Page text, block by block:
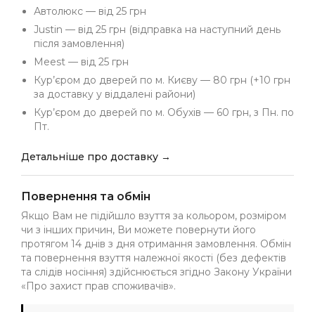
Автолюкс — від 25 грн
Justin — від 25 грн (відправка на наступний день
після замовлення)
Meest — від 25 грн
Кур’єром до дверей по м. Києву — 80 грн (+10 грн
за доставку у віддалені райони)
Кур’єром до дверей по м. Обухів — 60 грн, з Пн. по
Пт.
Детальніше про доставку →
Повернення та обмін
Якщо Вам не підійшло взуття за кольором, розміром
чи з інших причин, Ви можете повернути його
протягом 14 днів з дня отримання замовлення. Обмін
та повернення взуття належної якості (без дефектів
та слідів носіння) здійснюється згідно Закону України
«Про захист прав споживачів».